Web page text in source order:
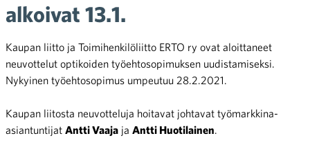
alkoivat 13.1.
Kaupan liitto ja Toimihenkilöliitto ERTO ry ovat aloittaneet
neuvottelut optikoiden työehtosopimuksen uudistamiseksi.
Nykyinen työehtosopimus umpeutuu 28.2.2021.
Kaupan liitosta neuvotteluja hoitavat johtavat työmarkkina-
asiantuntijat Antti Vaaja ja Antti Huotilainen.